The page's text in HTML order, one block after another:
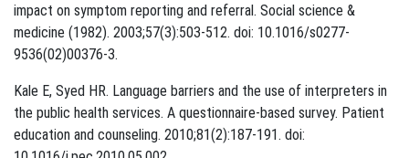
impact on symptom reporting and referral. Social science &
medicine (1982). 2003;57(3):503-512. doi: 10.1016/s0277-
9536(02)00376-3.
Kale E, Syed HR. Language barriers and the use of interpreters in
the public health services. A questionnaire-based survey. Patient
education and counseling. 2010;81(2):187-191. doi: